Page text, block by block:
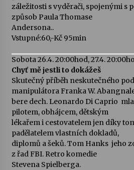
záležitosti s vyděrači, spojenými s
způsob Paula Thomase
Andersona..
Vstupné:60,-Kč 95min
Sobota 26.4. 20:00hod, 27.4.
Chyť mě jestli to dokážeš
Skutečný příběh neskutečného
manipulátora Franka W.
bere dech. Leonardo Di Caprio 
pilotem, obhájcem, dětským
lékařem i cestovatelem jen díky
padělatelem vlastních dokladů,
diplomů a šeků. Tom Hanks  jeho
z řad FBI. Retro komedie
Stevena Spielberga.